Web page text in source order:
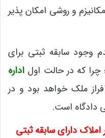
و روشی امکان پذیر
وجود سابقه ثبتی برای
چرا که در حالت اول اداره
ملک خواهد بود و در
دادگاه است.
دارای سابقه ثبتی